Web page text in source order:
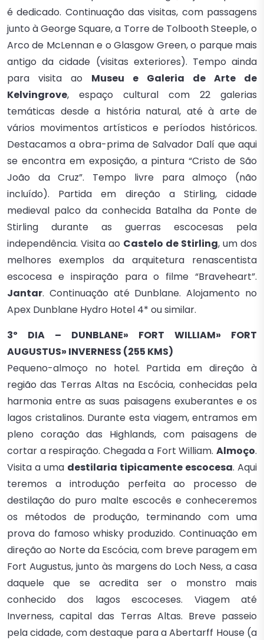
é dedicado. Continuação das visitas, com passagens
junto à George Square, a Torre de Tolbooth Steeple, o
Arco de McLennan e o Glasgow Green, o parque mais
antigo da cidade (visitas exteriores). Tempo ainda
para visita ao Museu e Galeria de Arte de
Kelvingrove, espaço cultural com 22 galerias
temáticas desde a história natural, até à arte de
vários movimentos artísticos e períodos históricos.
Destacamos a obra-prima de Salvador Dalí que aqui
se encontra em exposição, a pintura “Cristo de São
João da Cruz”. Tempo livre para almoço (não
incluído). Partida em direção a Stirling, cidade
medieval palco da conhecida Batalha da Ponte de
Stirling durante as guerras escocesas pela
independência. Visita ao Castelo de Stirling, um dos
melhores exemplos da arquitetura renascentista
escocesa e inspiração para o filme “Braveheart”.
Jantar. Continuação até Dunblane. Alojamento no
Apex Dunblane Hydro Hotel 4* ou similar.
3º DIA – DUNBLANE» FORT WILLIAM» FORT
AUGUSTUS» INVERNESS (255 KMS)
Pequeno-almoço no hotel. Partida em direção à
região das Terras Altas na Escócia, conhecidas pela
harmonia entre as suas paisagens exuberantes e os
lagos cristalinos. Durante esta viagem, entramos em
pleno coração das Highlands, com paisagens de
cortar a respiração. Chegada a Fort William. Almoço.
Visita a uma destilaria tipicamente escocesa. Aqui
teremos a introdução perfeita ao processo de
destilação do puro malte escocês e conheceremos
os métodos de produção, terminando com uma
prova do famoso whisky produzido. Continuação em
direção ao Norte da Escócia, com breve paragem em
Fort Augustus, junto às margens do Loch Ness, a casa
daquele que se acredita ser o monstro mais
conhecido dos lagos escoceses. Viagem até
Inverness, capital das Terras Altas. Breve passeio
pela cidade, com destaque para a Abertarff House (a